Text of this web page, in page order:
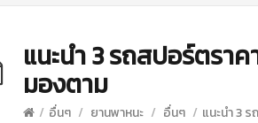
แนะนำ 3 รถสปอร์ตรา
มองตาม
/ อื่นๆ / ยานพาหนะ / อื่นๆ / แนะนำ 3